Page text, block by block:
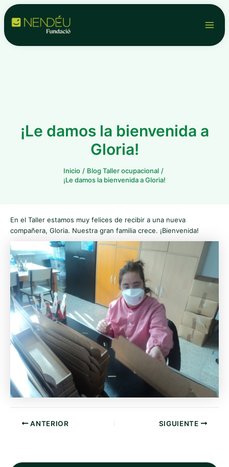
al
contenido
Main
¡Le damos la bienvenida a
Gloria!
Inicio
Blog Taller ocupacional
¡Le damos la bienvenida a Gloria!
En el Taller estamos muy felices de recibir a una nueva
compañera, Gloria. Nuestra gran familia crece. ¡Bienvenida!
Navegación
entradas
ANTERIOR SIGUIENTE